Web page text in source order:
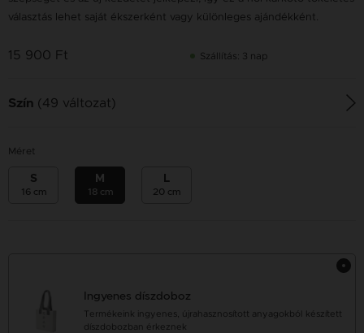
választás lehet saját ékszerként vagy különleges ajándékként.
15 900 Ft Szállítás: 3 nap
Szín (49 változat)
Méret
S
16 cm
M
18 cm
L
20 cm
Ingyenes díszdoboz
Termékeink ingyenes, újrahasznosított anyagokból készített
díszdobozban érkeznek